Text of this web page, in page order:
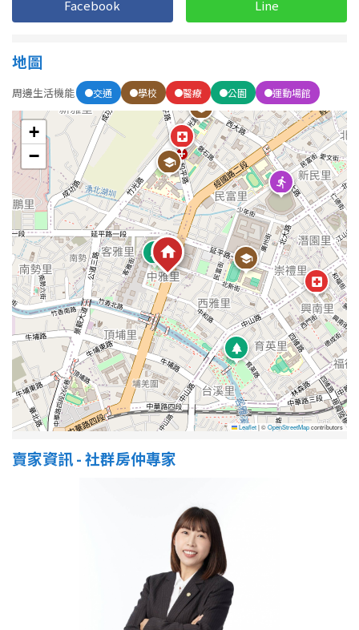
5 年以下
5-10 年 10-20 年
20-30 年 30-40 年
40 年以上
售價
Facebook Line
地圖
周邊生活機能 交通 學校 醫療 公園 運動場館
+
−
Leaflet|©OpenStreetMapcontributors
賣家資訊 - 社群房仲專家